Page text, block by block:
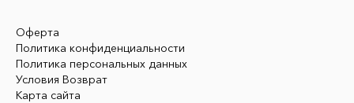
Оферта
Политика конфиденциальности
Политика персональных данных
Условия Возврат
Карта сайта